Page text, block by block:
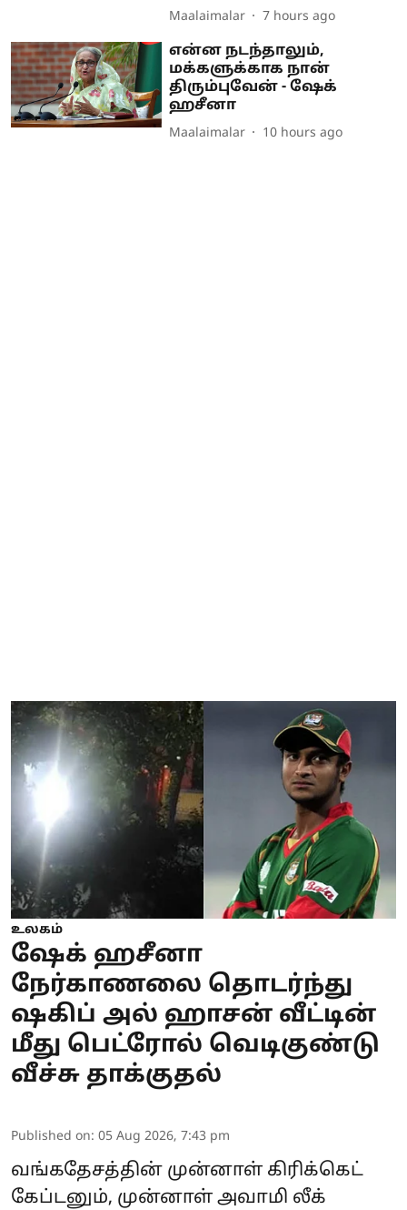
Maalaimalar 7 hours ago
என்ன நடந்தாலும்,
மக்களுக்காக நான்
திரும்புவேன் - ஷேக்
ஹசீனா
Maalaimalar 10 hours ago
உலகம்
ஷேக் ஹசீனா
நேர்காணலை தொடர்ந்து
ஷகிப் அல் ஹாசன் வீட்டின்
மீது பெட்ரோல் வெடிகுண்டு
வீச்சு தாக்குதல்
Published on: 05 Aug 2026, 7:43 pm
வங்கதேசத்தின் முன்னாள் கிரிக்கெட்
கேப்டனும், முன்னாள் அவாமி லீக்